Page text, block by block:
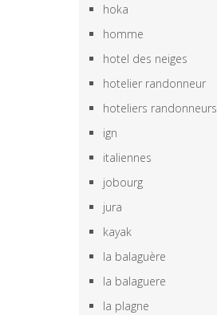
hoka
homme
hotel des neiges
hotelier randonneur
hoteliers randonneurs
ign
italiennes
jobourg
jura
kayak
la balaguère
la balaguere
la plagne